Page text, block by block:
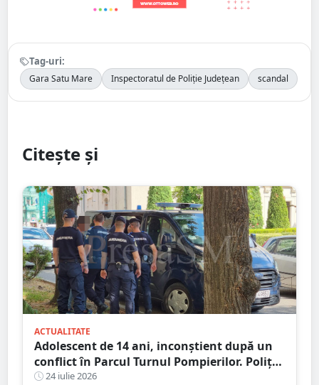
Tag-uri:
Gara Satu Mare Inspectoratul de Poliție Județean scandal
Citește și
ACTUALITATE
Adolescent de 14 ani, inconștient după un
conflict în Parcul Turnul Pompierilor. Poliția
a deschis dosar penal
24 iulie 2026